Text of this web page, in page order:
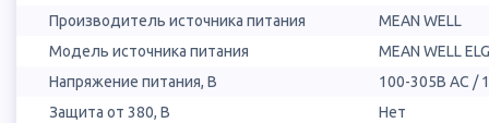
Производитель источника питания
MEAN WELL
Модель источника питания
MEAN WELL
Напряжение питания, В
100-305В AC /
Защита от 380, В
Нет